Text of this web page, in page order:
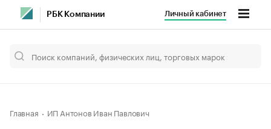
РБК Компании Личный кабинет
Главная ИП Антонов Иван Павлович